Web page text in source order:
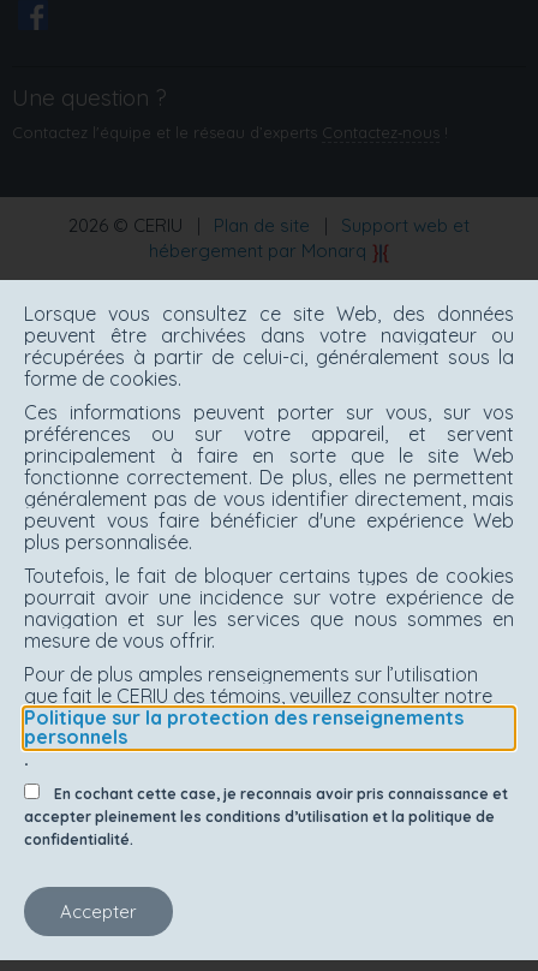
Une question ?
Contactez l'équipe et le réseau d’experts Contactez‑nous !
2026 © CERIU Plan de site
Support web et
hébergement par Monarq
Lorsque vous consultez ce site Web, des données
peuvent être archivées dans votre navigateur ou
récupérées à partir de celui-ci, généralement sous la
forme de cookies.
Ces informations peuvent porter sur vous, sur vos
préférences ou sur votre appareil, et servent
principalement à faire en sorte que le site Web
fonctionne correctement. De plus, elles ne permettent
généralement pas de vous identifier directement, mais
peuvent vous faire bénéficier d'une expérience Web
plus personnalisée.
Toutefois, le fait de bloquer certains types de cookies
pourrait avoir une incidence sur votre expérience de
navigation et sur les services que nous sommes en
mesure de vous offrir.
Pour de plus amples renseignements sur l’utilisation
que fait le CERIU des témoins, veuillez consulter notre
Politique sur la protection des renseignements
personnels
.
En cochant cette case, je reconnais avoir pris connaissance et
accepter pleinement les conditions d’utilisation et la politique de
confidentialité.
Accepter